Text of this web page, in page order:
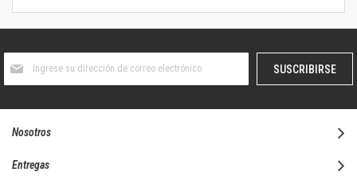
boletín
SUSCRIBIRSE
Nosotros
Entregas